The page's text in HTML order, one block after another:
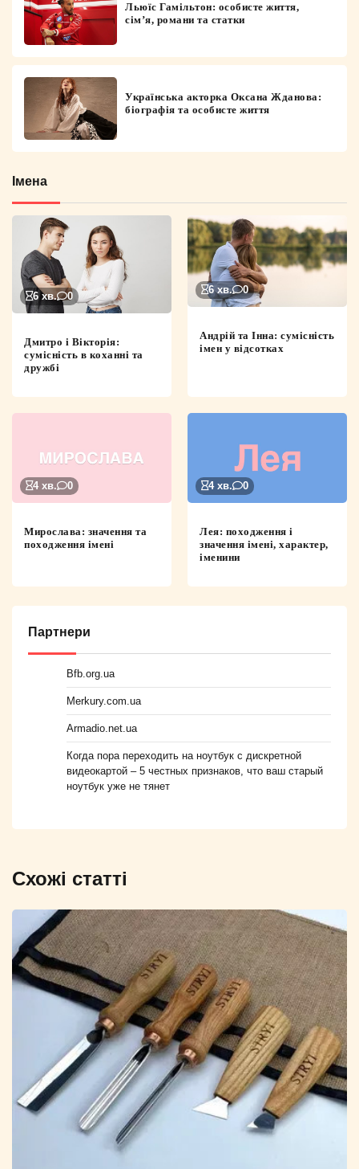
Льюїс Гамільтон: особисте життя,
сім’я, романи та статки
Українська акторка Оксана Жданова:
біографія та особисте життя
Імена
6 хв. 0
Дмитро і Вікторія:
сумісність в коханні та
дружбі
6 хв. 0
Андрій та Інна: сумісність
імен у відсотках
4 хв. 0
Мирослава: значення та
походження імені
4 хв. 0
Лея: походження і
значення імені, характер,
іменини
Партнери
Bfb.org.ua
Merkury.com.ua
Armadio.net.ua
Когда пора переходить на ноутбук с дискретной
видеокартой – 5 честных признаков, что ваш старый
ноутбук уже не тянет
Схожі статті